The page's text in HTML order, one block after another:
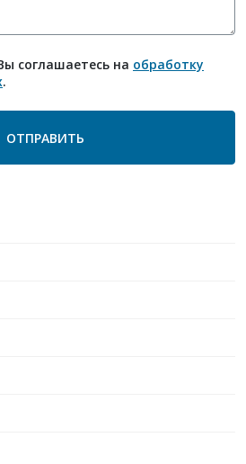
соглашаетесь на обработку
.